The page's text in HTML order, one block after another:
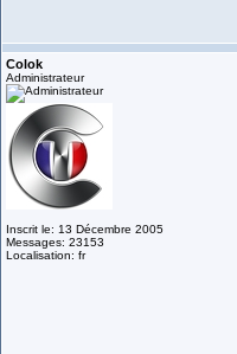
Colok
Administrateur
Inscrit le: 13 Décembre 2005
Messages: 23153
Localisation: fr